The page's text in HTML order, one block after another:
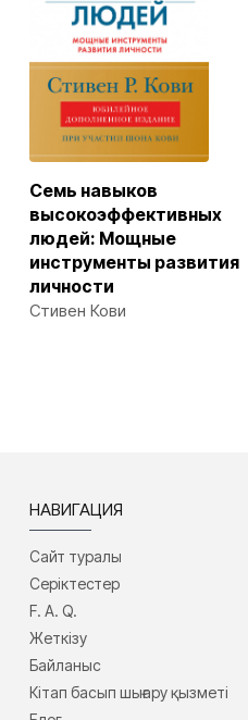
Семь навыков
высокоэффективных
людей: Мощные
инструменты развития
личности
Стивен Кови
НАВИГАЦИЯ
Сайт туралы
Серіктестер
F. A. Q.
Жеткізу
Байланыс
Кітап басып шығару қызметі